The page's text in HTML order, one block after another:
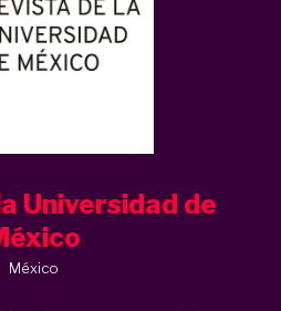
Universidad de
México